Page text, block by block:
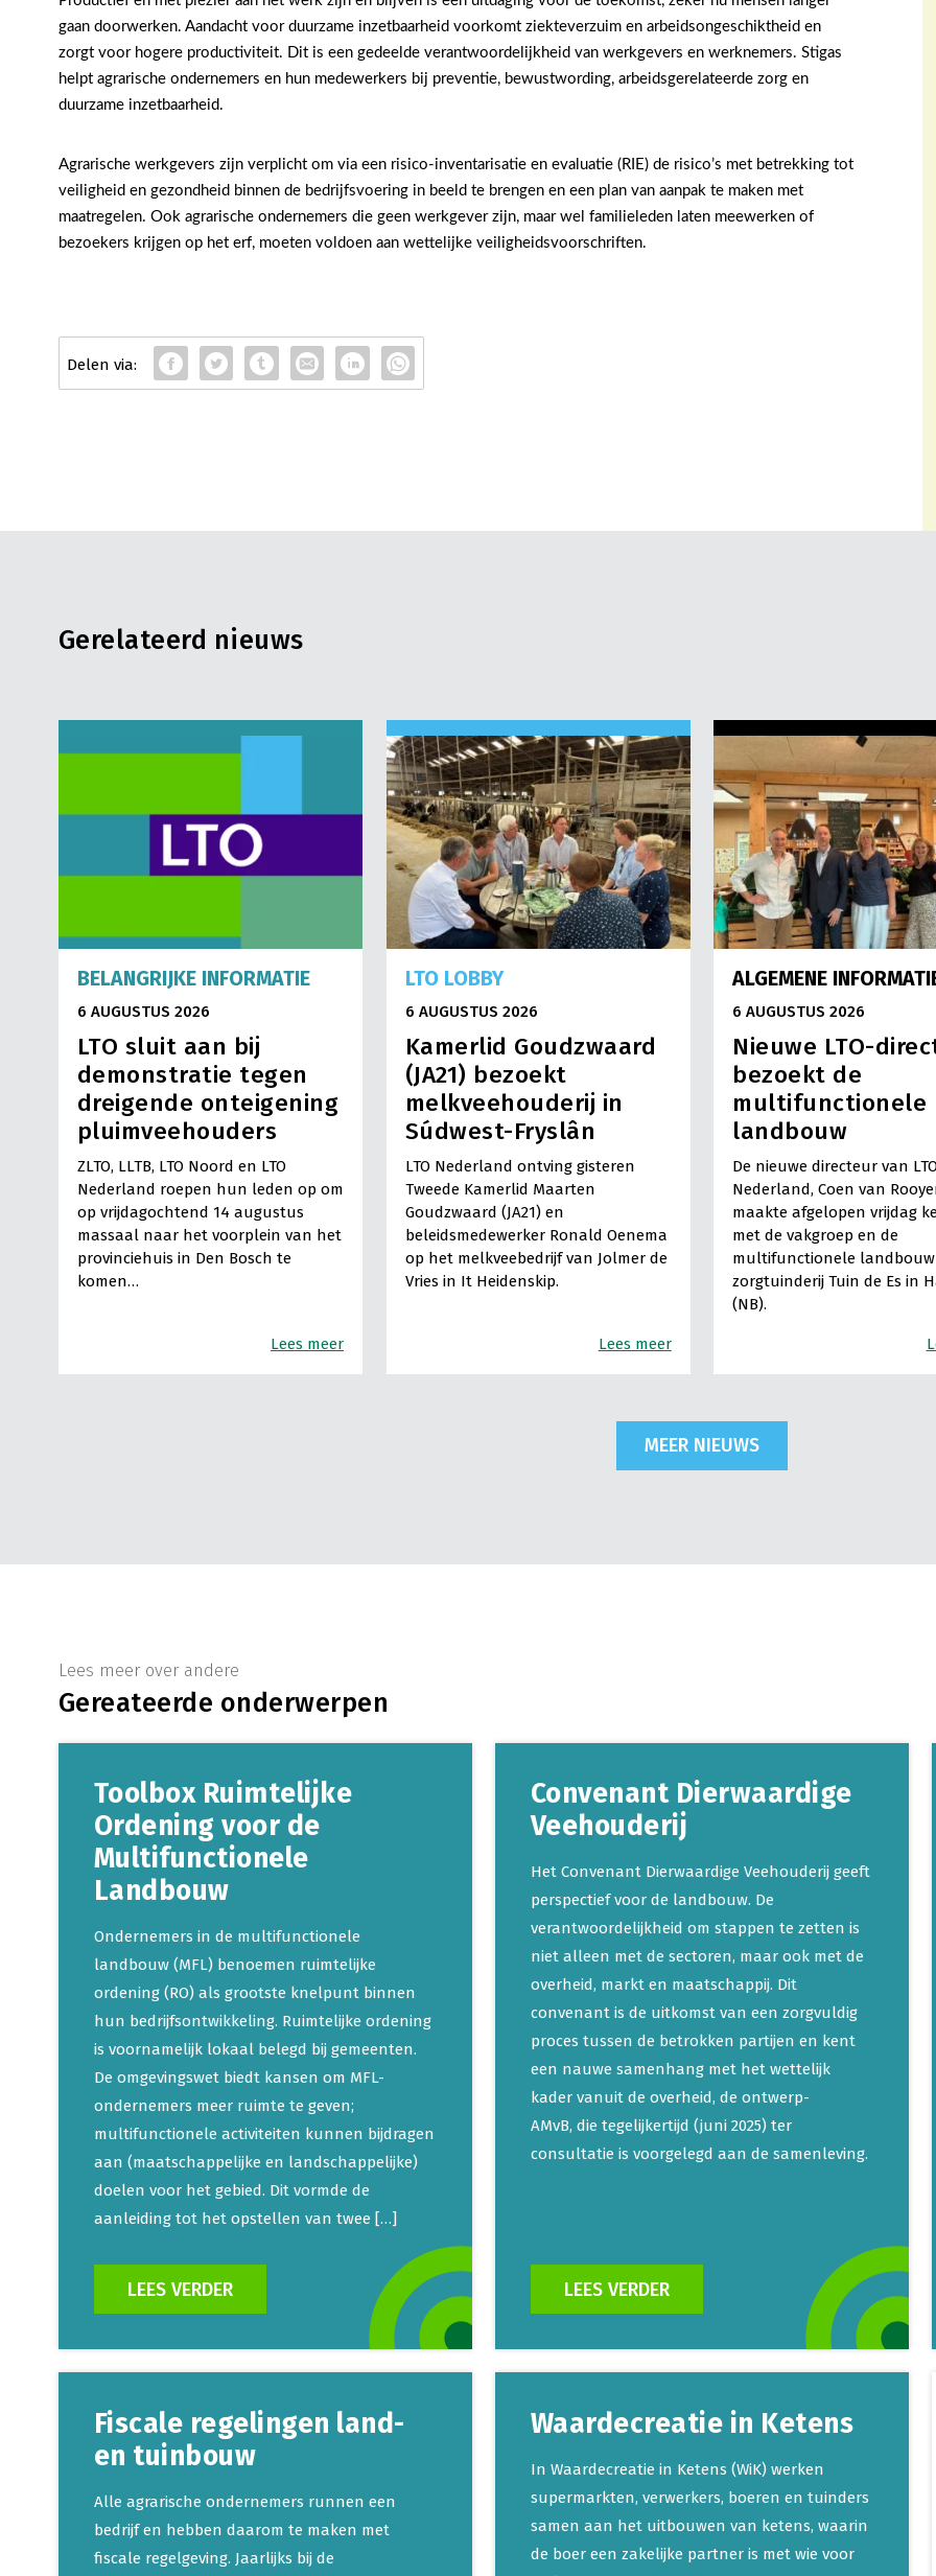
gaan doorwerken. Aandacht voor duurzame inzetbaarheid voorkomt ziekteverzuim en arbeidsongeschiktheid en
zorgt voor hogere productiviteit. Dit is een gedeelde verantwoordelijkheid van werkgevers en werknemers. Stigas
helpt agrarische ondernemers en hun medewerkers bij preventie, bewustwording, arbeidsgerelateerde zorg en
duurzame inzetbaarheid.
Agrarische werkgevers zijn verplicht om via een risico-inventarisatie en evaluatie (RIE) de risico’s met betrekking tot
veiligheid en gezondheid binnen de bedrijfsvoering in beeld te brengen en een plan van aanpak te maken met
maatregelen. Ook agrarische ondernemers die geen werkgever zijn, maar wel familieleden laten meewerken of
bezoekers krijgen op het erf, moeten voldoen aan wettelijke veiligheidsvoorschriften.
Gerelateerd nieuws
BELANGRIJKE INFORMATIE
6 AUGUSTUS 2026
LTO sluit aan bij
demonstratie tegen
dreigende onteigening
pluimveehouders
ZLTO, LLTB, LTO Noord en LTO
Nederland roepen hun leden op om
op vrijdagochtend 14 augustus
massaal naar het voorplein van het
provinciehuis in Den Bosch te
komen…
Lees meer
LTO LOBBY
6 AUGUSTUS 2026
Kamerlid Goudzwaard
(JA21) bezoekt
melkveehouderij in
Súdwest-Fryslân
LTO Nederland ontving gisteren
Tweede Kamerlid Maarten
Goudzwaard (JA21) en
beleidsmedewerker Ronald Oenema
op het melkveebedrijf van Jolmer de
Vries in It Heidenskip.
Lees meer
ALGEMENE
6 AUGUSTUS 2026
Nieuwe LTO-
bezoekt de
multifunctionele
landbouw
De nieuwe directeur van
Nederland, Coen van
maakte afgelopen vrijdag
met de vakgroep en de
multifunctionele landbouw
zorgtuinderij Tuin de Es in
(NB).
MEER NIEUWS
Lees meer over andere
Gereateerde onderwerpen
Toolbox Ruimtelijke
Ordening voor de
Multifunctionele
Landbouw
Ondernemers in de multifunctionele
landbouw (MFL) benoemen ruimtelijke
ordening (RO) als grootste knelpunt binnen
hun bedrijfsontwikkeling. Ruimtelijke ordening
is voornamelijk lokaal belegd bij gemeenten.
De omgevingswet biedt kansen om MFL-
ondernemers meer ruimte te geven;
multifunctionele activiteiten kunnen bijdragen
aan (maatschappelijke en landschappelijke)
doelen voor het gebied. Dit vormde de
aanleiding tot het opstellen van twee […]
LEES VERDER
Convenant Dierwaardige
Veehouderij
Het Convenant Dierwaardige Veehouderij geeft
perspectief voor de landbouw. De
verantwoordelijkheid om stappen te zetten is
niet alleen met de sectoren, maar ook met de
overheid, markt en maatschappij. Dit
convenant is de uitkomst van een zorgvuldig
proces tussen de betrokken partijen en kent
een nauwe samenhang met het wettelijk
kader vanuit de overheid, de ontwerp-
AMvB, die tegelijkertijd (juni 2025) ter
consultatie is voorgelegd aan de samenleving.
LEES VERDER
Fiscale regelingen land-
en tuinbouw
Alle agrarische ondernemers runnen een
bedrijf en hebben daarom te maken met
fiscale regelgeving. Jaarlijks bij de
Waardecreatie in Ketens
In Waardecreatie in Ketens (WiK) werken
supermarkten, verwerkers, boeren en tuinders
samen aan het uitbouwen van ketens, waarin
de boer een zakelijke partner is met wie voor